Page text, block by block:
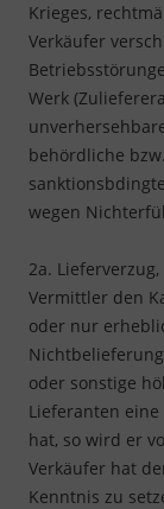
Krieges,
Verkäufer
Werk
behördliche
wegen
2a.
Vermittler den
oder nur
oder sonstige
Lieferanten
hat, so wird er
Verkäufer hat
Kenntnis zu